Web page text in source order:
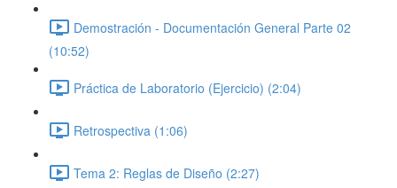
Demostración - Documentación General Parte 02
(10:52)
Práctica de Laboratorio (Ejercicio) (2:04)
Retrospectiva (1:06)
Tema 2: Reglas de Diseño (2:27)